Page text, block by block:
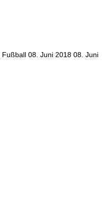
Fußball 08. Juni 2018 08. Juni